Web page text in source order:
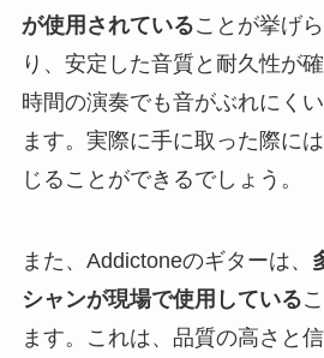
が使用されていることが挙げ
り、安定した音質と耐久性が
時間の演奏でも音がぶれにく
ます。実際に手に取った際に
じることができるでしょう。
また、Addictoneのギターは、
シャンが現場で使用している
ます。これは、品質の高さと